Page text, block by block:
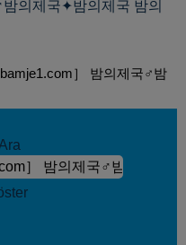
의제국✦밤의제국 밤의
］ 밤의제국♂밤